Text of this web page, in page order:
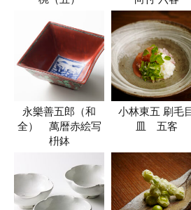
永樂善五郎（和
全） 萬暦赤絵写
枡鉢
小林東五 刷毛
皿 五客